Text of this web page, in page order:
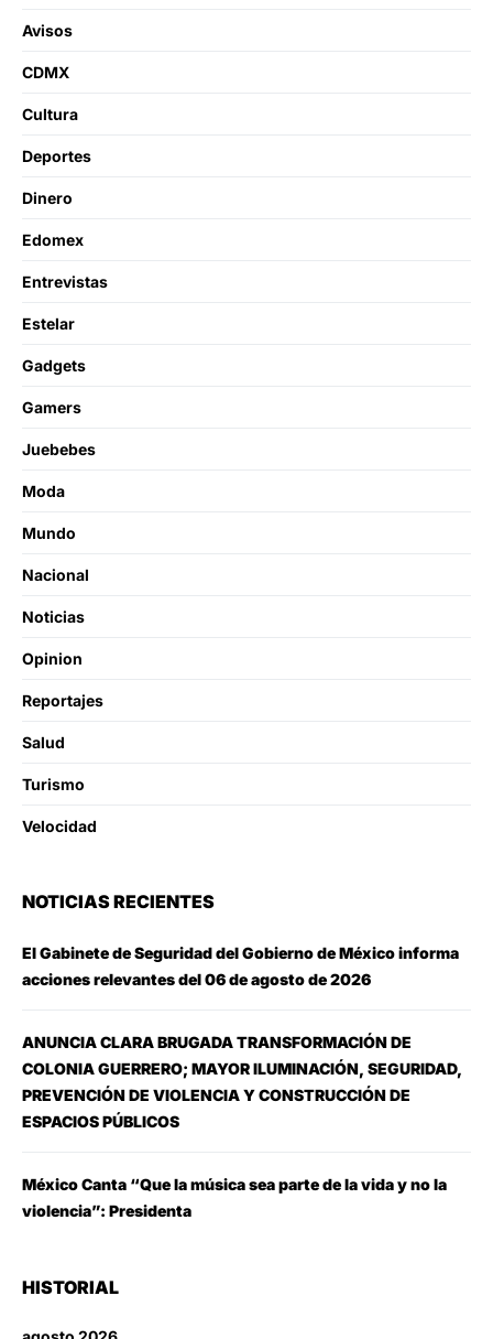
Avisos
CDMX
Cultura
Deportes
Dinero
Edomex
Entrevistas
Estelar
Gadgets
Gamers
Juebebes
Moda
Mundo
Nacional
Noticias
Opinion
Reportajes
Salud
Turismo
Velocidad
NOTICIAS RECIENTES
El Gabinete de Seguridad del Gobierno de México informa
acciones relevantes del 06 de agosto de 2026
ANUNCIA CLARA BRUGADA TRANSFORMACIÓN DE
COLONIA GUERRERO; MAYOR ILUMINACIÓN, SEGURIDAD,
PREVENCIÓN DE VIOLENCIA Y CONSTRUCCIÓN DE
ESPACIOS PÚBLICOS
México Canta “Que la música sea parte de la vida y no la
violencia”: Presidenta
HISTORIAL